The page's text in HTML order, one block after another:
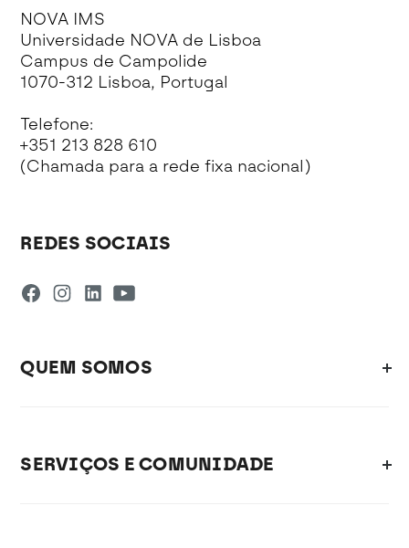
NOVA IMS
Universidade NOVA de Lisboa
Campus de Campolide
1070-312 Lisboa, Portugal
Telefone:
+351 213 828 610
(Chamada para a rede fixa nacional)
REDES SOCIAIS
QUEM SOMOS
SERVIÇOS E COMUNIDADE